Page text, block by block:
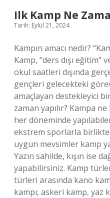
Ilk Kamp Ne
Tarih: Eylül 21, 2024
Kampın amacı nedir?
Kamp, “ders dışı eğitim”
okul saatleri dışında
gençleri gelecekteki
amaçlayan destekleyici
zaman yapılır? Kampa
her döneminde
ekstrem sporlarla birlikte
uygun mevsimler kamp
Yazın sahilde, kışın ise
yapabilirsiniz. Kamp
türleri arasında kano
kampı, askeri kamp, ​​yaz